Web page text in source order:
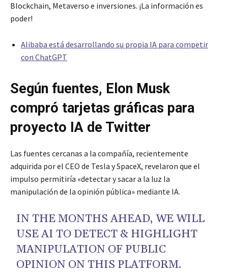
Blockchain, Metaverso e inversiones. ¡La información es
poder!
Alibaba está desarrollando su propia IA para competir
con ChatGPT
Según fuentes, Elon Musk
compró tarjetas gráficas para
proyecto IA de Twitter
Las fuentes cercanas a la compañía, recientemente
adquirida por el CEO de Tesla y SpaceX, revelaron que el
impulso permitiría «detectar y sacar a la luz la
manipulación de la opinión pública» mediante IA.
IN THE MONTHS AHEAD, WE WILL
USE AI TO DETECT & HIGHLIGHT
MANIPULATION OF PUBLIC
OPINION ON THIS PLATFORM.